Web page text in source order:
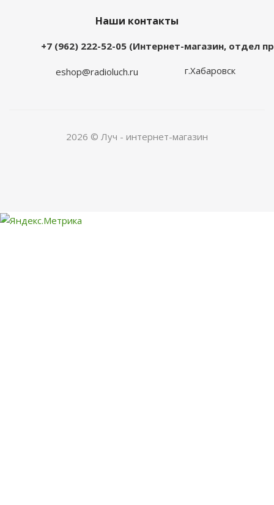
Наши контакты
+7 (962) 222-52-05 (Интернет-магазин, отдел
eshop@radioluch.ru г.Хабаровск
2026 © Луч - интернет-магазин